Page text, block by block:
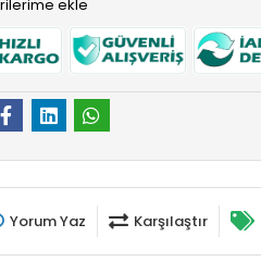
ekle
Yorum Yaz Karşılaştır